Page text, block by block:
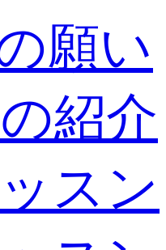
願い
紹介
スン